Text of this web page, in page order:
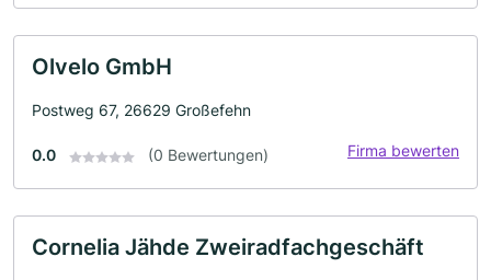
Olvelo GmbH
Postweg 67, 26629 Großefehn
0.0 (0 Bewertungen) Firma bewerten
Cornelia Jähde Zweiradfachgeschäft